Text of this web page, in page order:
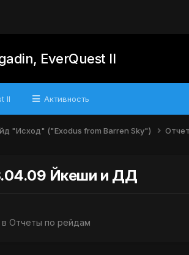
EverQuest II
II Активность
"Исход" ("Exodus from Barren Sky")
Йкеши и ДД
в Отчеты по рейдам